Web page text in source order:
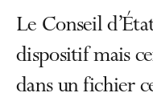
Le Conseil
dispositif mais
dans un fichier